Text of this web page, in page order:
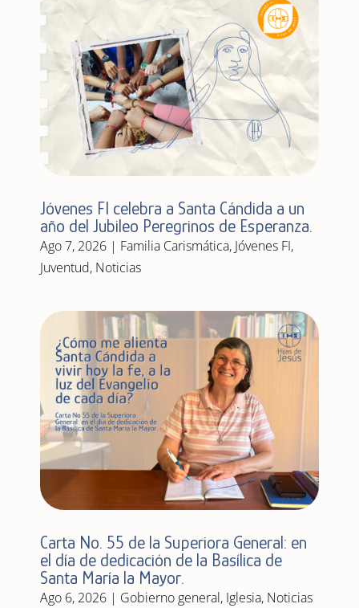
Jóvenes FI celebra a Santa Cándida a un
año del Jubileo Peregrinos de Esperanza.
Ago 7, 2026| Familia Carismática, Jóvenes FI,
Juventud, Noticias
Carta No. 55 de la Superiora General: en
el día de dedicación de la Basílica de
Santa María la Mayor.
Ago 6, 2026| Gobierno general, Iglesia, Noticias